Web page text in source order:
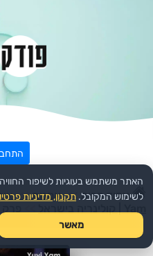
עמוד הבית >> אמנות >>
האתר משתמש בעוגיות לשיפור
לשימוש המקובל. תקנון, מדיניות
מאשר